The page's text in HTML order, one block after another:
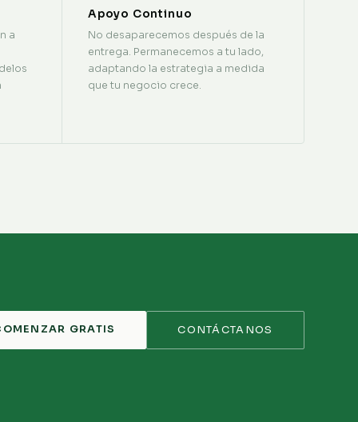
a
Apoyo Continuo
No desaparecemos después de la
entrega. Permanecemos a tu lado,
adaptando la estrategia a medida
que tu negocio crece.
GRATIS CONTÁCTANOS